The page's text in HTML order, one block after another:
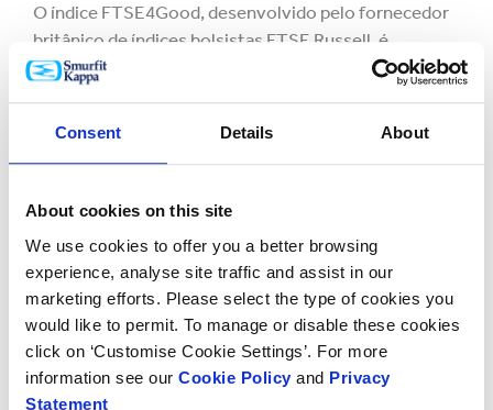
Consent Details About
About cookies on this site
We use cookies to offer you a better browsing
experience, analyse site traffic and assist in our
marketing efforts. Please select the type of cookies you
would like to permit. To manage or disable these cookies
click on ‘Customise Cookie Settings’. For more
information see our Cookie Policy and Privacy
Statement
O índice FTSE4Good, desenvolvido pelo fornecedor
britânico de índices bolsistas FTSE Russell, é
utilizado para criar e avaliar fundos de investimento
os fundos e os investidores que utilizam este índice
parceiros comerciais demonstrem um verdadeiro
empresarial, e isso é algo em que sempre nos
distinguimos”, acrescentou Steven Stoffer.
A Smurfit Kappa também está incluída nos sistemas
Euronext Vigeo, Ethibel e STOXX Global ESG Leaders
de classificação de investidores.